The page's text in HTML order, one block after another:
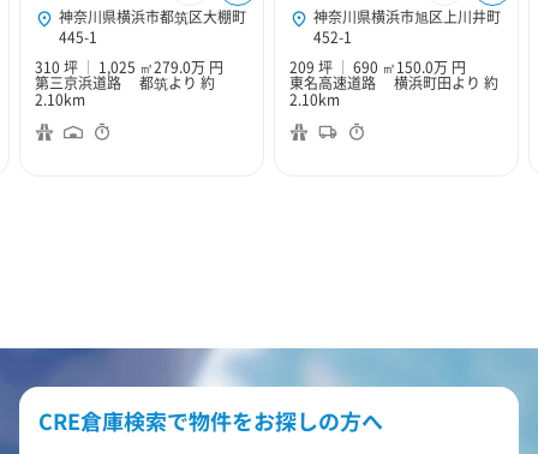
神奈川県横浜市都筑区大棚町
445-1
310 坪
1,025 ㎡279.0万 円
第三京浜道路 都筑より 約
2.10km
神奈川県横浜市旭区上川井町
452-1
209 坪
690 ㎡150.0万 円
東名高速道路 横浜町田より 約
2.10km
CRE倉庫検索で物件をお探しの方へ